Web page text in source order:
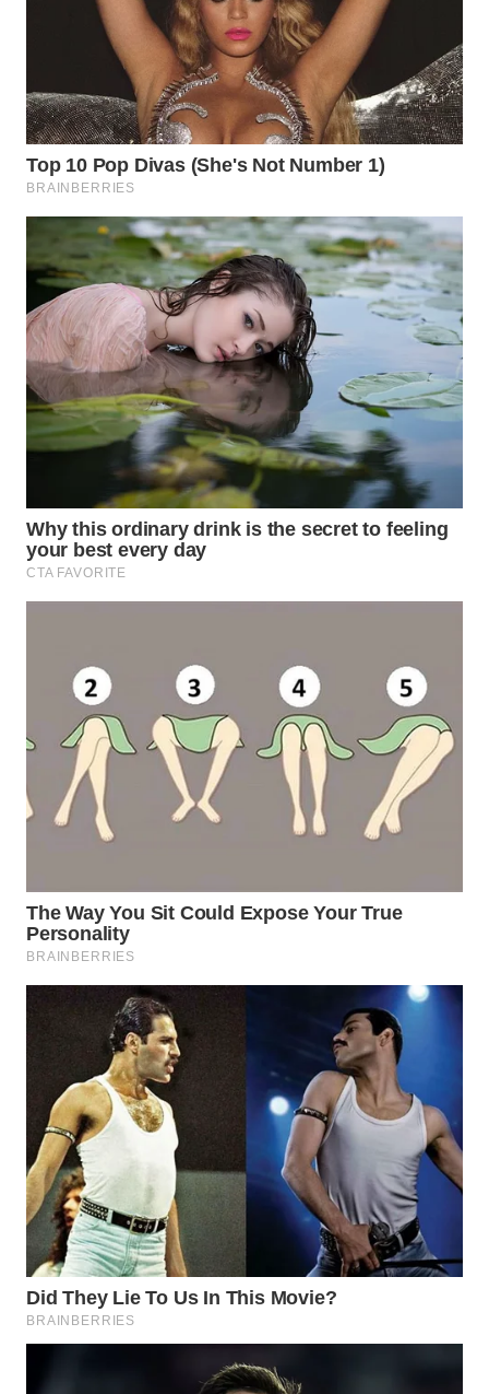
WAHANANEWS
CO ID
WAHANANEWS
NET
WAHANA
WAHANA
UMKM
WAHANA
SELEB
WAHANA
PERSONA
WAHANA
OTOMOTIF
WAHANA
DESA
WISATA
LAPAK
WAHANA
KONSUMEN
LISTRIK
MASYARAKAT
KELISTRIKAN
WALINKI
ID
MAWAKA
ID
MARTABAT
NET